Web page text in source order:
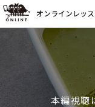
オンラインレッ
本編視聴